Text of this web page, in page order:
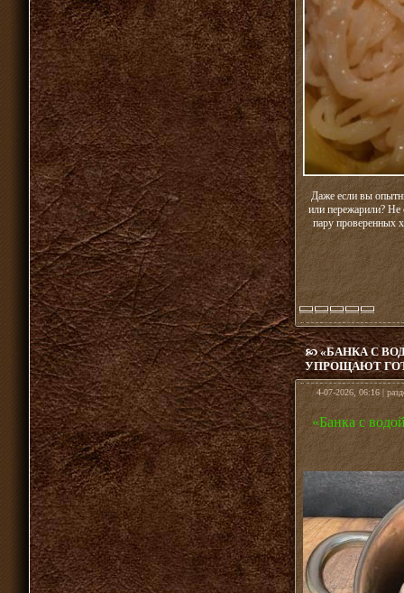
Даже если вы
или пережарили? Не
пару проверенных
«БАНКА С
УПРОЩАЮТ
4-07-2026, 06:16 |
«Банка с